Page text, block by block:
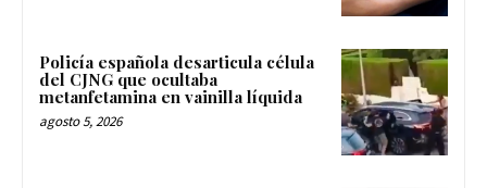
Policía española desarticula célula
del CJNG que ocultaba
metanfetamina en vainilla líquida
agosto 5, 2026